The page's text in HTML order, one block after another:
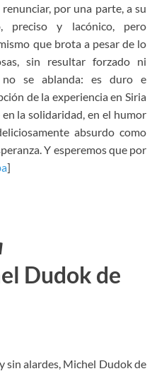
por una parte, a su
preciso y lacónico, pero
que brota a pesar de lo
sin resultar forzado ni
no se ablanda: es duro e
de la experiencia en Siria
la solidaridad, en el humor
absurdo como
Y esperemos que por
]
Dudok de
sin alardes, Michel Dudok de